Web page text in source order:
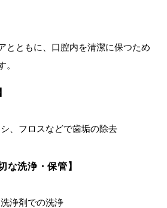
とともに、口腔内を清潔に保つため
。
、フロスなどで歯垢の除去
な洗浄・保管】
浄剤での洗浄